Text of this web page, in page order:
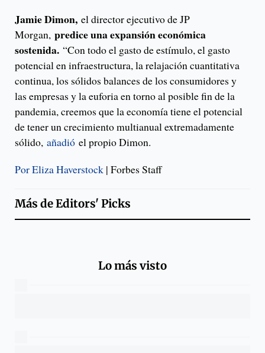
Jamie Dimon, el director ejecutivo de JP
Morgan, predice una expansión económica
sostenida. “Con todo el gasto de estímulo, el gasto
potencial en infraestructura, la relajación cuantitativa
continua, los sólidos balances de los consumidores y
las empresas y la euforia en torno al posible fin de la
pandemia, creemos que la economía tiene el potencial
de tener un crecimiento multianual extremadamente
sólido, añadió el propio Dimon.
Por Eliza Haverstock | Forbes Staff
Más deEditors' Picks
Lo más visto